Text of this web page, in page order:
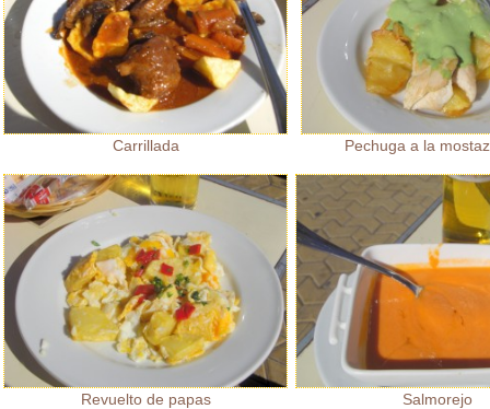
Carrillada Pechuga a la
Revuelto de papas Salmorejo